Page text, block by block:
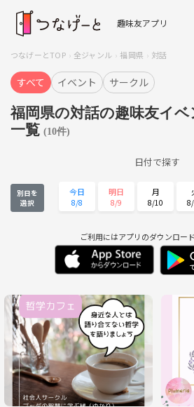
趣味友アプリ
つなげーとTOP 全ジャンル 福岡県 対話
すべて イベント サークル
福岡県の対話の趣味友イ
一覧 (10件)
日付で探す
別日を
選択
今日
8/8
明日
8/9
月
8/10
8/14 8/15 8/16
木
8/20
金
8/21
8/26 8/27
火
9/1
水
9/2
ご利用にはアプリのダウンロー